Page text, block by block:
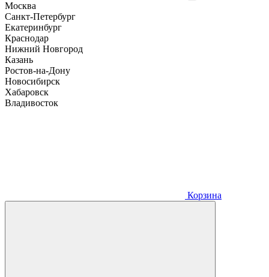
Москва
Санкт-Петербург
Екатеринбург
Краснодар
Нижний Новгород
Казань
Ростов-на-Дону
Новосибирск
Хабаровск
Владивосток
Корзина